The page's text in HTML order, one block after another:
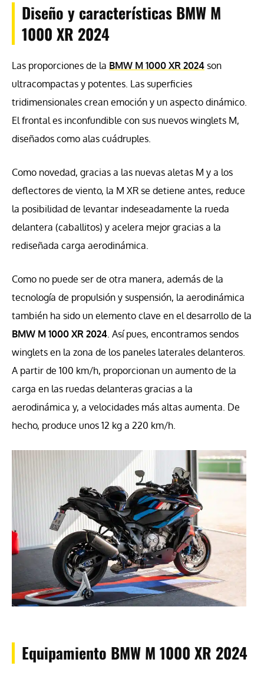
Diseño y características BMW M
1000 XR 2024
Las proporciones de la BMW M 1000 XR 2024 son
ultracompactas y potentes. Las superficies
tridimensionales crean emoción y un aspecto dinámico.
El frontal es inconfundible con sus nuevos winglets M,
diseñados como alas cuádruples.
Como novedad, gracias a las nuevas aletas M y a los
deflectores de viento, la M XR se detiene antes, reduce
la posibilidad de levantar indeseadamente la rueda
delantera (caballitos) y acelera mejor gracias a la
rediseñada carga aerodinámica.
Como no puede ser de otra manera, además de la
tecnología de propulsión y suspensión, la aerodinámica
también ha sido un elemento clave en el desarrollo de la
BMW M 1000 XR 2024 . Así pues, encontramos sendos
winglets en la zona de los paneles laterales delanteros.
A partir de 100 km/h, proporcionan un aumento de la
carga en las ruedas delanteras gracias a la
aerodinámica y, a velocidades más altas aumenta. De
hecho, produce unos 12 kg a 220 km/h.
Equipamiento BMW M 1000 XR 2024